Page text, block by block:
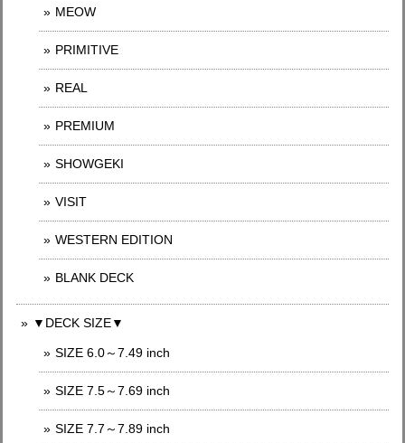
MEOW
PRIMITIVE
REAL
PREMIUM
SHOWGEKI
VISIT
WESTERN EDITION
BLANK DECK
▼DECK SIZE▼
SIZE 6.0～7.49 inch
SIZE 7.5～7.69 inch
SIZE 7.7～7.89 inch